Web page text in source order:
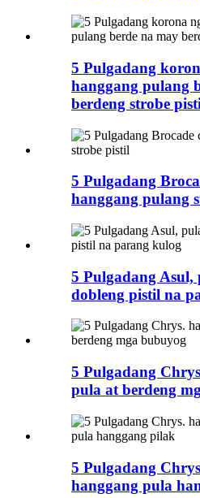
5 Pulgadang
hanggang pulang
berdeng strobe
5 Pulgadang
hanggang pulang
5 Pulgadang Asul,
dobleng pistil na
5 Pulgadang
pula at berdeng
5 Pulgadang
hanggang pula